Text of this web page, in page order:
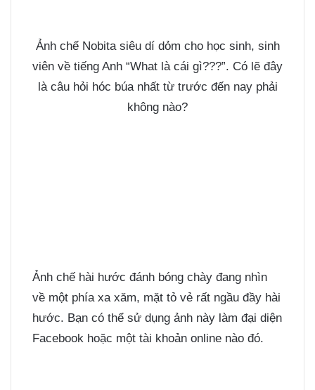
Ảnh chế Nobita siêu dí dỏm cho học sinh, sinh
viên về tiếng Anh “What là cái gì???”. Có lẽ đây
là câu hỏi hóc búa nhất từ trước đến nay phải
không nào?
Ảnh chế hài hước đánh bóng chày đang nhìn
về một phía xa xăm, mặt tỏ vẻ rất ngầu đầy hài
hước. Bạn có thể sử dụng ảnh này làm đại diện
Facebook hoặc một tài khoản online nào đó.